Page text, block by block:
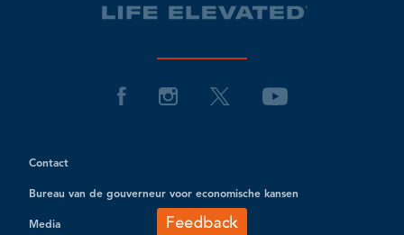
Contact
Bureau van de gouverneur voor economische kansen
Media